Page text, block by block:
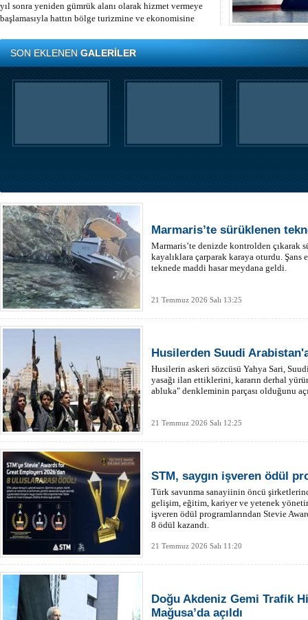
yıl sonra yeniden gümrük alanı olarak hizmet vermeye
başlamasıyla hattın bölge turizmine ve ekonomisine
SON EKLENENGALERİLER
Marmaris’te sürüklenen
Marmaris’te denizde kontrolden çıkarak
kayalıklara çarparak karaya oturdu. Şans
teknede maddi hasar meydana geldi.
21 Temmuz 2026 Salı 13:25
Husilerden Suudi
Husilerin askeri sözcüsü Yahya Sari,
yasağı ilan ettiklerini, kararın derhal
abluka" denkleminin parçası olduğunu
21 Temmuz 2026 Salı 12:25
STM, saygın işveren ödül
Türk savunma sanayiinin öncü
gelişim, eğitim, kariyer ve yetenek
işveren ödül programlarından Stevie
8 ödül kazandı.
21 Temmuz 2026 Salı 11:20
Doğu Akdeniz Gemi Trafik
Mağusa’da açıldı